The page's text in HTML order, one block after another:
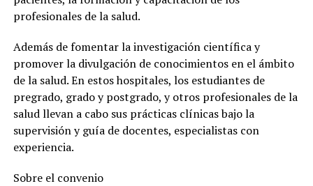
profesionales de la salud.
Además de fomentar la investigación científica y
promover la divulgación de conocimientos en el ámbito
de la salud. En estos hospitales, los estudiantes de
pregrado, grado y postgrado, y otros profesionales de la
salud llevan a cabo sus prácticas clínicas bajo la
supervisión y guía de docentes, especialistas con
experiencia.
Sobre el convenio